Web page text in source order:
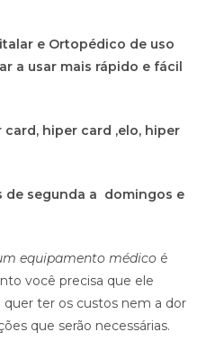
e Ortopédico de uso
a usar mais rápido e fácil
hiper card ,elo, hiper
segunda a domingos e
equipamento médico é
você precisa que ele
ter os custos nem a dor
que serão necessárias.